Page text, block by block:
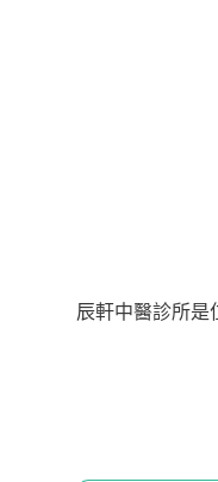
辰軒中醫診所是